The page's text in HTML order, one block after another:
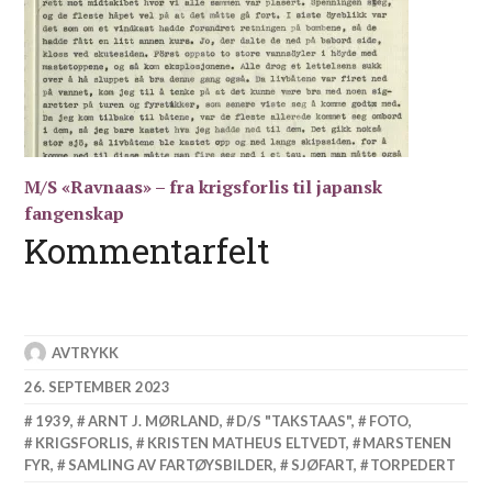
M/S «Ravnaas» – fra krigsforlis til japansk
fangenskap
Kommentarfelt
AVTRYKK
26. SEPTEMBER 2023
1939, ARNT J. MØRLAND, D/S "TAKSTAAS", FOTO,
KRIGSFORLIS, KRISTEN MATHEUS ELTVEDT,
MARSTENEN
FYR, SAMLING AV FARTØYSBILDER, SJØFART, TORPEDERT